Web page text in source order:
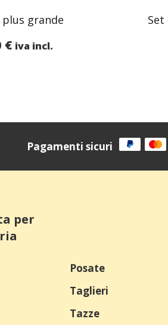
grande
€ iva incl.
Pagamenti sicuri
per
Posate
Taglieri
Tazze